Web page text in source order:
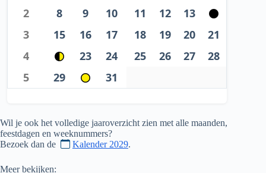
2
8 9 10 11 12
13
3
15 16 17 18 19 20
21
4
23 24 25 26 27
28
5
29 31
Wil je ook het volledige jaaroverzicht zien met alle maanden,
feestdagen en weeknummers?
Bezoek dan de
Kalender 2029.
Meer bekijken: